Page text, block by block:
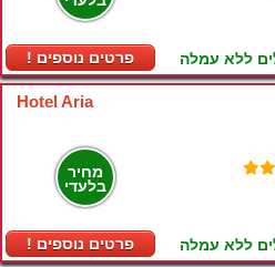
! פרטים נוספים ללא עמלה
Hotel Aria
מחיר
בלעדי
! פרטים נוספים ללא עמלה